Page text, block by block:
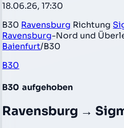
18.06.26, 17:30
B30 Ravensburg Richtung
Ravensburg-Nord und
Baienfurt/B30
B30
B30 aufgehoben
Ravensburg →